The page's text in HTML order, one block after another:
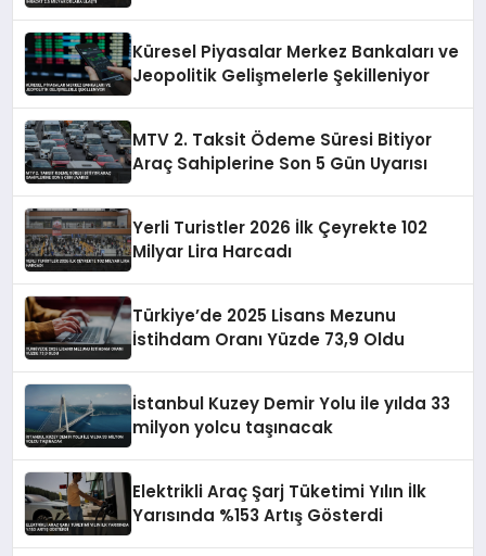
Küresel Piyasalar Merkez Bankaları ve
Jeopolitik Gelişmelerle Şekilleniyor
MTV 2. Taksit Ödeme Süresi Bitiyor
Araç Sahiplerine Son 5 Gün Uyarısı
Yerli Turistler 2026 İlk Çeyrekte 102
Milyar Lira Harcadı
Türkiye’de 2025 Lisans Mezunu
İstihdam Oranı Yüzde 73,9 Oldu
İstanbul Kuzey Demir Yolu ile yılda 33
milyon yolcu taşınacak
Elektrikli Araç Şarj Tüketimi Yılın İlk
Yarısında %153 Artış Gösterdi